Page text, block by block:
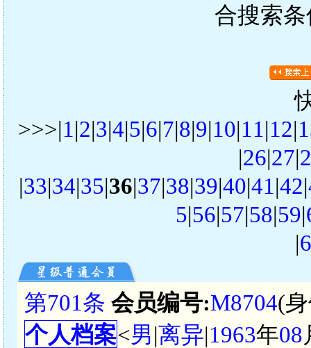
合搜索
>>>|1|2|3|4|5|6|7|8|9|10|11|12|
|26|27|
|33|34|35|36|37|38|39|40|41|42|
5|56|57|58|59|
|
第701条 会员编号:M8704(
个人档案<男|离异|1963年08